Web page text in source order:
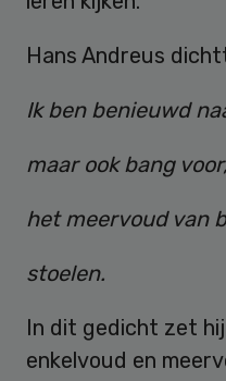
Hans Andreus
Ik ben benieuwd
maar ook bang voor,
het meervoud van
stoelen.
In dit gedicht zet
enkelvoud en